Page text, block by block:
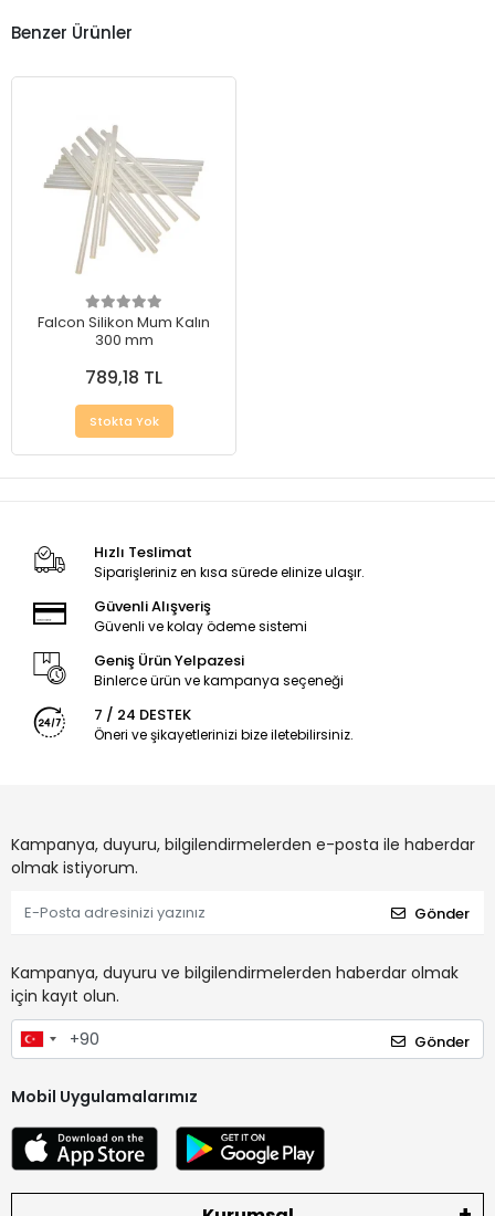
Benzer Ürünler
Falcon Silikon Mum Kalın
300 mm
789,18 TL
Stokta Yok
Hızlı Teslimat
Siparişleriniz en kısa sürede elinize ulaşır.
Güvenli Alışveriş
Güvenli ve kolay ödeme sistemi
Geniş Ürün Yelpazesi
Binlerce ürün ve kampanya seçeneği
7 / 24 DESTEK
Öneri ve şikayetlerinizi bize iletebilirsiniz.
Kampanya, duyuru, bilgilendirmelerden e-posta ile haberdar
olmak istiyorum.
Gönder
Kampanya, duyuru ve bilgilendirmelerden haberdar olmak
için kayıt olun.
Gönder
Mobil Uygulamalarımız